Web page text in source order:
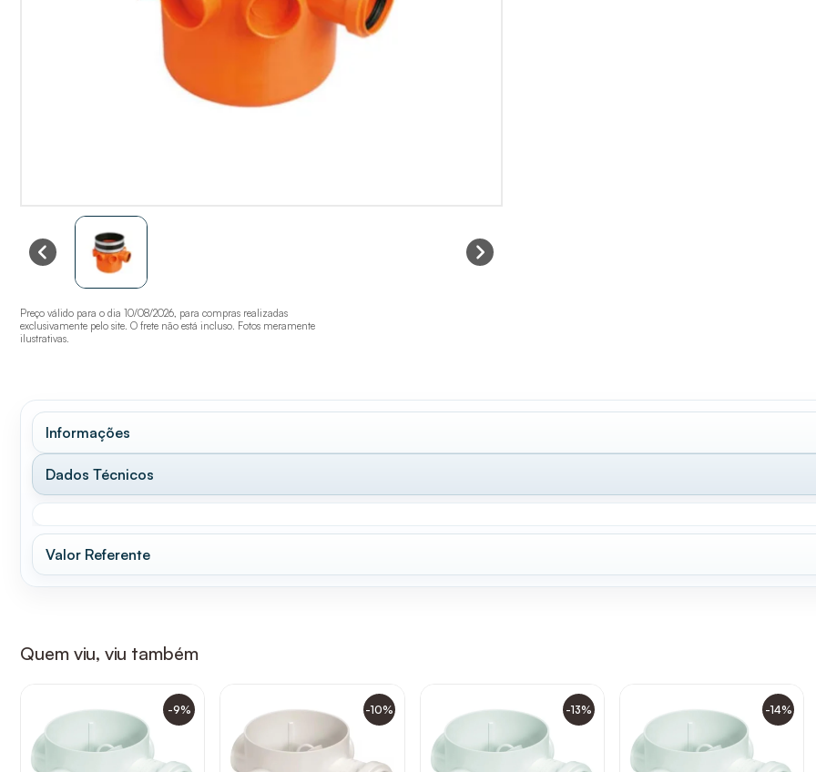
Preço válido para o dia 10/08/2026, para compras realizadas
exclusivamente pelo site. O frete não está incluso. Fotos meramente
ilustrativas.
Informações
Dados Técnicos
Valor Referente
Quem viu, viu também
-9% -10% -13% -14%